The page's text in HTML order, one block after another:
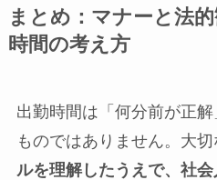
まとめ：マナーと法
時間の考え方
出勤時間は「何分前が正
ものではありません。大切
ルを理解したうえで、社